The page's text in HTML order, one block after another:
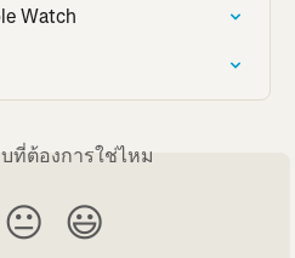
Watch
ที่ต้องการใช่ไหม
😐 😃